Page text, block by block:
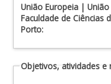
União Europeia | União
Faculdade de Ciências
Porto:
Objetivos, atividades